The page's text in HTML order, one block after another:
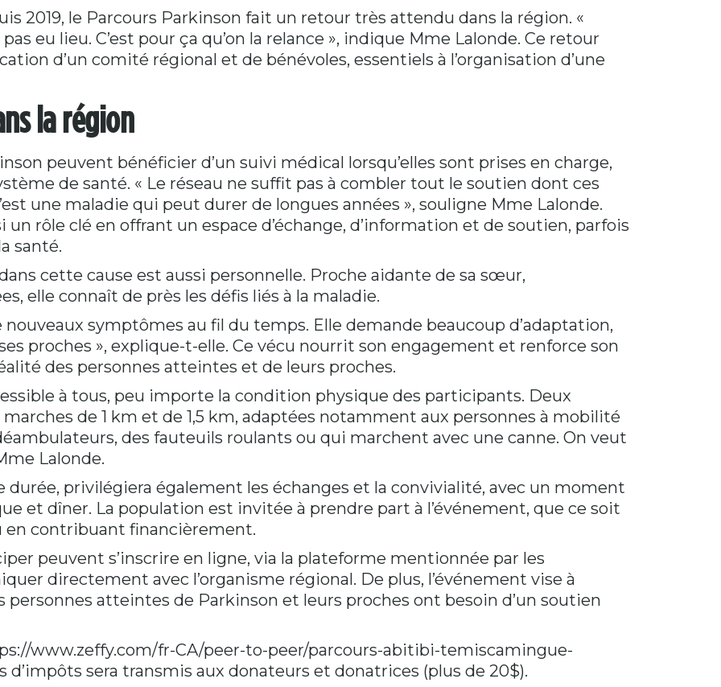
2019, le Parcours Parkinson fait un retour très attendu dans la région. «
eu lieu. C’est pour ça qu’on la relance », indique Mme Lalonde. Ce retour
d’un comité régional et de bénévoles, essentiels à l’organisation d’une
la région
peuvent bénéficier d’un suivi médical lorsqu’elles sont prises en charge,
de santé. « Le réseau ne suffit pas à combler tout le soutien dont ces
une maladie qui peut durer de longues années », souligne Mme Lalonde.
un rôle clé en offrant un espace d’échange, d’information et de soutien, parfois
santé.
cette cause est aussi personnelle. Proche aidante de sa sœur,
elle connaît de près les défis liés à la maladie.
nouveaux symptômes au fil du temps. Elle demande beaucoup d’adaptation,
proches », explique-t-elle. Ce vécu nourrit son engagement et renforce son
des personnes atteintes et de leurs proches.
à tous, peu importe la condition physique des participants. Deux
de 1 km et de 1,5 km, adaptées notamment aux personnes à mobilité
des fauteuils roulants ou qui marchent avec une canne. On veut
Lalonde.
durée, privilégiera également les échanges et la convivialité, avec un moment
et dîner. La population est invitée à prendre part à l’événement, que ce soit
en contribuant financièrement.
peuvent s’inscrire en ligne, via la plateforme mentionnée par les
directement avec l’organisme régional. De plus, l’événement vise à
personnes atteintes de Parkinson et leurs proches ont besoin d’un soutien
www.zeffy.com/fr-CA/peer-to-peer/parcours-abitibi-temiscamingue-
d’impôts sera transmis aux donateurs et donatrices (plus de 20$).